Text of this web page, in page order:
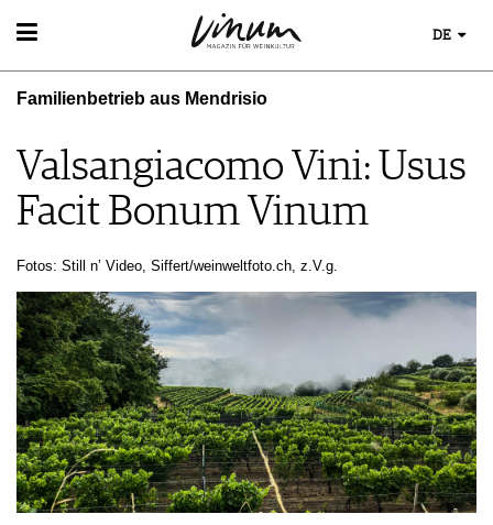
WEIN
WEINSUCHE
WINETRADECLUB
WEINE DES MONATS
UNIQUE WINERIES
CLUB LES DOMAINES
WEINREGIONEN
WEINLEXIKON
WEINGESCHICHTE
INFOGRAFIKEN
TIPPS & TRICKS
NEWS
EVENTS
EVENTKALENDER
AWARDS
EVENT-BILDER
ESSEN & TRINKEN
FOOD PAIRING TIPPS
FOOD PAIRING TABELLE
KULINARIK
MAGAZIN
REPORTAGEN
MEDIATHEK
DE
Familienbetrieb aus Mendrisio
Valsangiacomo Vini: Usus
Facit Bonum Vinum
Fotos: Still n’ Video, Siffert/weinweltfoto.ch, z.V.g.